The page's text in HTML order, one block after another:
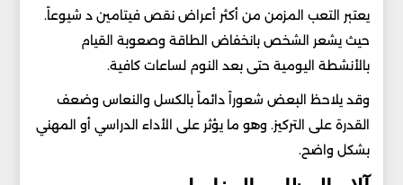
يعتبر التعب المزمن من أكثر أعراض نقص فيتامين د شيوعاً.
حيث يشعر الشخص بانخفاض الطاقة وصعوبة القيام
بالأنشطة اليومية حتى بعد النوم لساعات كافية.
وقد يلاحظ البعض شعوراً دائماً بالكسل والنعاس وضعف
القدرة على التركيز. وهو ما يؤثر على الأداء الدراسي أو المهني
بشكل واضح.